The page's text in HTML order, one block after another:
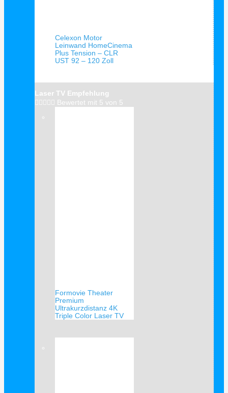
Celexon Motor
Leinwand HomeCinema
Plus Tension – CLR
UST 92 – 120 Zoll
Laser TV Empfehlung
     Bewertet mit 5 von 5
Formovie Theater
Premium
Ultrakurzdistanz 4K
Triple Color Laser TV